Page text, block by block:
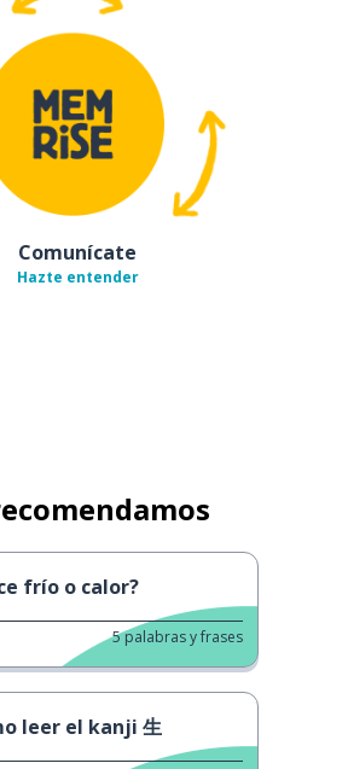
Comunícate
Hazte entender
frío o calor?
5palabras y frases
leer el kanji 生